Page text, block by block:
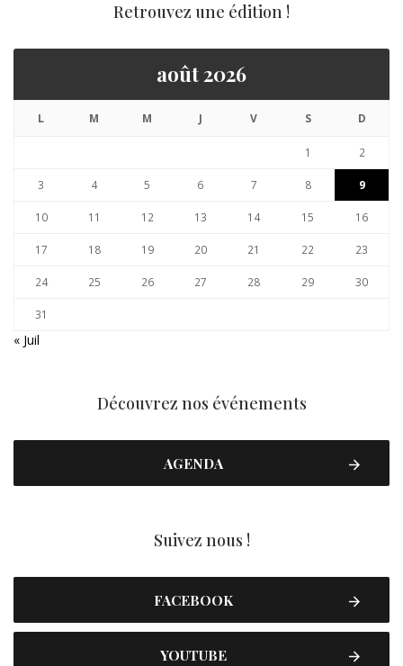
Retrouvez une édition !
août 2026
L M M J V S D
1 2
3 4 5 6 7 8 9
10 11 12 13 14 15 16
17 18 19 20 21 22 23
24 25 26 27 28 29 30
31
« Juil
Découvrez nos événements
AGENDA
Suivez nous !
FACEBOOK
YOUTUBE